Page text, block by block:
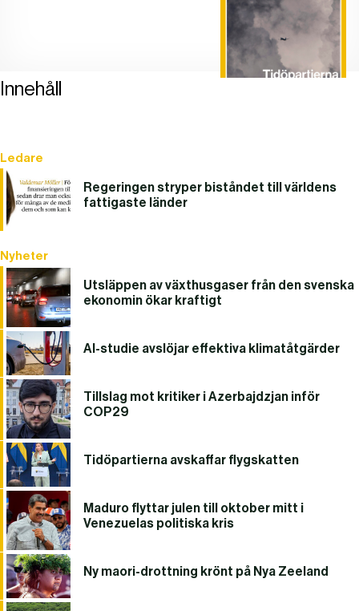
Innehåll
Ledare
Regeringen stryper biståndet till världens
fattigaste länder
Nyheter
Utsläppen av växthusgaser från den svenska
ekonomin ökar kraftigt
AI-studie avslöjar effektiva klimatåtgärder
Tillslag mot kritiker i Azerbajdzjan inför
COP29
Tidöpartierna avskaffar flygskatten
Maduro flyttar julen till oktober mitt i
Venezuelas politiska kris
Ny maori-drottning krönt på Nya Zeeland